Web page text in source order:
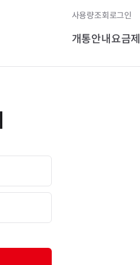
사용량조회로그인
개통안내 요금제